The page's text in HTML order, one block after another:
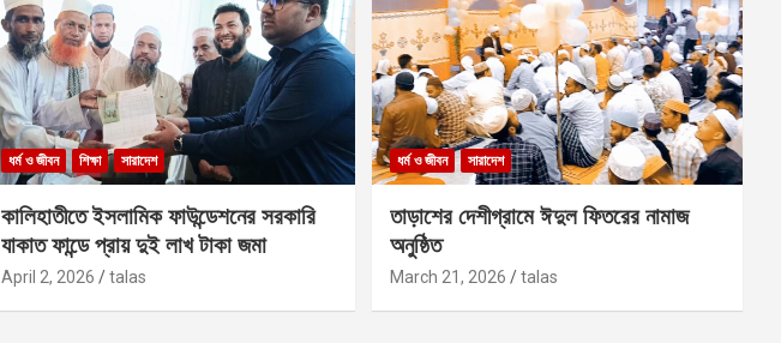
ধর্ম ও জীবন শিক্ষা সারাদেশ
কালিহাতীতে ইসলামিক ফাউন্ডেশনের সরকারি
যাকাত ফান্ডে প্রায় দুই লাখ টাকা জমা
April 2, 2026 talas
ধর্ম ও জীবন সারাদেশ
তাড়াশের দেশীগ্রামে ঈদুল ফিতরের নামাজ
অনুষ্ঠিত
March 21, 2026 talas